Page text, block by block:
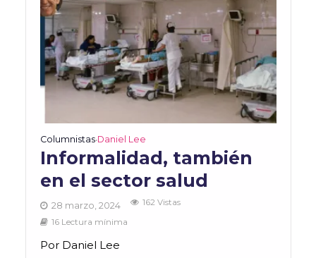
Columnistas•Daniel Lee
Informalidad, también
en el sector salud
28 marzo, 2024
162 Vistas
16 Lectura mínima
Por Daniel Lee